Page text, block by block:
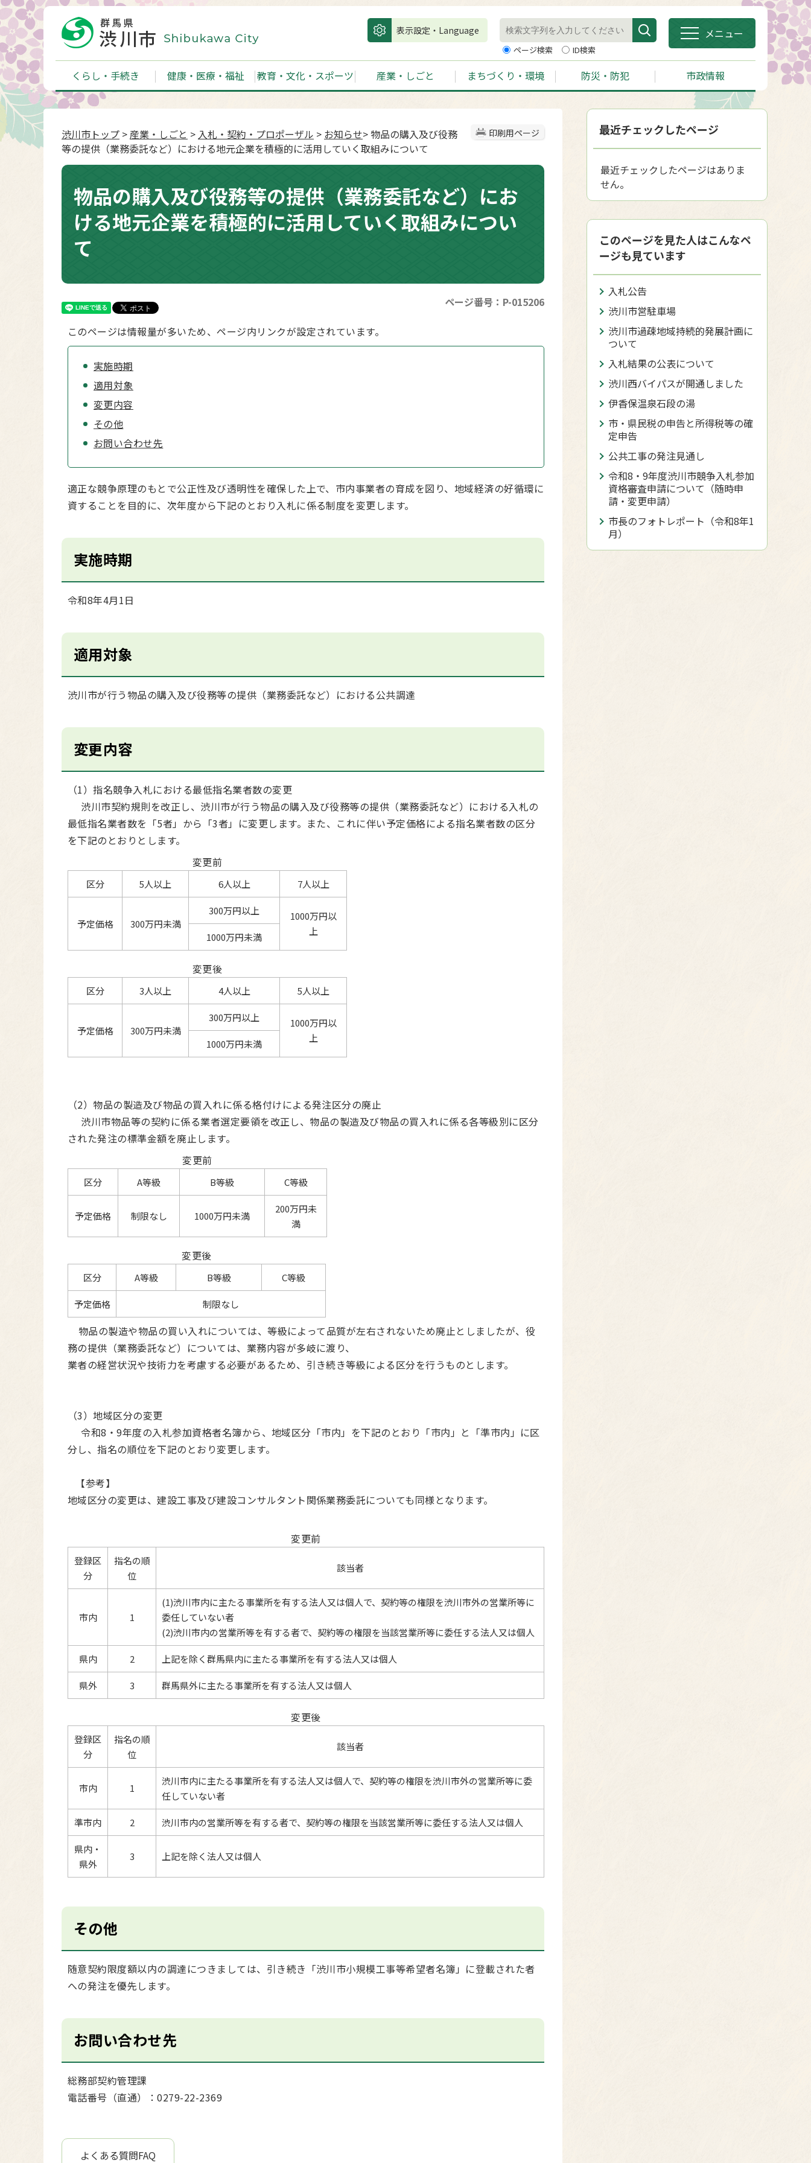
表示設定・Language
ページ検索 ID検索
メニュー
くらし・手続き 健康・医療・福祉 教育・文化・スポーツ 産業・しごと まちづくり・環境 防災・防犯 市政情報
印刷用ページ
渋川市トップ >産業・しごと > 入札・契約・プロポーザル > お知らせ> 物品の購入及び役務
等の提供（業務委託など）における地元企業を積極的に活用していく取組みについて
物品の購入及び役務等の提供（業務委託など）にお
ける地元企業を積極的に活用していく取組みについ
て
ページ番号：P-015206
このページは情報量が多いため、ページ内リンクが設定されています。
実施時期
適用対象
変更内容
その他
お問い合わせ先
適正な競争原理のもとで公正性及び透明性を確保した上で、市内事業者の育成を図り、地域経済の好循環に
資することを目的に、次年度から下記のとおり入札に係る制度を変更します。
実施時期
令和8年4月1日
適用対象
渋川市が行う物品の購入及び役務等の提供（業務委託など）における公共調達
変更内容
（1）指名競争入札における最低指名業者数の変更
渋川市契約規則を改正し、渋川市が行う物品の購入及び役務等の提供（業務委託など）における入札の
最低指名業者数を「5者」から「3者」に変更します。また、これに伴い予定価格による指名業者数の区分
を下記のとおりとします。
変更前
区分 5人以上 6人以上 7人以上
予定価格 300万円未満
300万円以上
1000万円以
上
1000万円未満
変更後
区分 3人以上 4人以上 5人以上
予定価格 300万円未満
300万円以上
1000万円以
上
1000万円未満
（2）物品の製造及び物品の買入れに係る格付けによる発注区分の廃止
渋川市物品等の契約に係る業者選定要領を改正し、物品の製造及び物品の買入れに係る各等級別に区分
された発注の標準金額を廃止します。
変更前
区分 A等級 B等級 C等級
予定価格 制限なし 1000万円未満
200万円未
満
変更後
区分 A等級 B等級 C等級
予定価格 制限なし
物品の製造や物品の買い入れについては、等級によって品質が左右されないため廃止としましたが、役
務の提供（業務委託など）については、業務内容が多岐に渡り、
業者の経営状況や技術力を考慮する必要があるため、引き続き等級による区分を行うものとします。
（3）地域区分の変更
令和8・9年度の入札参加資格者名簿から、地域区分「市内」を下記のとおり「市内」と「準市内」に区
分し、指名の順位を下記のとおり変更します。
【参考】
地域区分の変更は、建設工事及び建設コンサルタント関係業務委託についても同様となります。
変更前
登録区
分
指名の順
位
該当者
市内 1
(1)渋川市内に主たる事業所を有する法人又は個人で、契約等の権限を渋川市外の営業所等に
委任していない者
(2)渋川市内の営業所等を有する者で、契約等の権限を当該営業所等に委任する法人又は個人
県内 2 上記を除く群馬県内に主たる事業所を有する法人又は個人
県外 3 群馬県外に主たる事業所を有する法人又は個人
変更後
登録区
分
指名の順
位
該当者
市内 1
渋川市内に主たる事業所を有する法人又は個人で、契約等の権限を渋川市外の営業所等に委
任していない者
準市内 2 渋川市内の営業所等を有する者で、契約等の権限を当該営業所等に委任する法人又は個人
県内・
県外
3 上記を除く法人又は個人
その他
随意契約限度額以内の調達につきましては、引き続き「渋川市小規模工事等希望者名簿」に登載された者
への発注を優先します。
お問い合わせ先
総務部契約管理課
電話番号（直通）：0279-22-2369
よくある質問FAQ
最近チェックしたページ
最近チェックしたページはありま
せん。
このページを見た人はこんなペ
ージも見ています
入札公告
渋川市営駐車場
渋川市過疎地域持続的発展計画に
ついて
入札結果の公表について
渋川西バイパスが開通しました
伊香保温泉石段の湯
市・県民税の申告と所得税等の確
定申告
公共工事の発注見通し
令和8・9年度渋川市競争入札参加
資格審査申請について（随時申
請・変更申請）
市長のフォトレポート（令和8年1
月）